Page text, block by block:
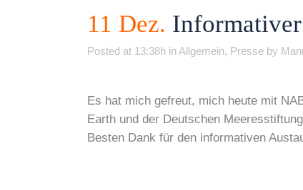
11 Dez.
Posted at 13:38h inAllgemein, Presse by
Es hat mich gefreut, mich heute mit
Earth und der Deutschen
Besten Dank für den informativen